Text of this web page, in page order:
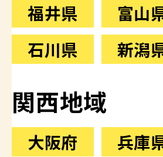
福井県
富山
石川県
新潟
関西地域
大阪府
兵庫